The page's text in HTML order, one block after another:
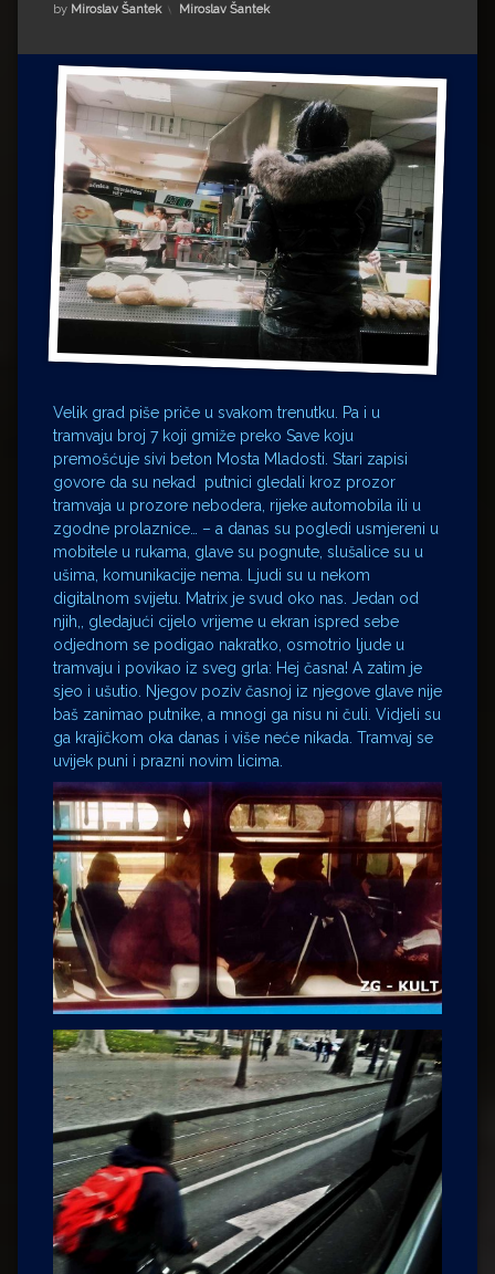
Impressum
Milenko Strižak
Drugi autori
Drugi autori
Matea Andrić
Ljiljana Lekanić-Kljaić
Željko Krznarić
Mario Lovreković
Miroslav Šantek
by Miroslav Šantek Kategorije:
Miroslav Šantek
Velik grad piše priče u svakom trenutku. Pa i u
tramvaju broj 7 koji gmiže preko Save koju
premošćuje sivi beton Mosta Mladosti. Stari zapisi
govore da su nekad putnici gledali kroz prozor
tramvaja u prozore nebodera, rijeke automobila ili u
zgodne prolaznice… – a danas su pogledi usmjereni u
mobitele u rukama, glave su pognute, slušalice su u
ušima, komunikacije nema. Ljudi su u nekom
digitalnom svijetu. Matrix je svud oko nas. Jedan od
njih,, gledajući cijelo vrijeme u ekran ispred sebe
odjednom se podigao nakratko, osmotrio ljude u
tramvaju i povikao iz sveg grla: Hej časna! A zatim je
sjeo i ušutio. Njegov poziv časnoj iz njegove glave nije
baš zanimao putnike, a mnogi ga nisu ni čuli. Vidjeli su
ga krajičkom oka danas i više neće nikada. Tramvaj se
uvijek puni i prazni novim licima.